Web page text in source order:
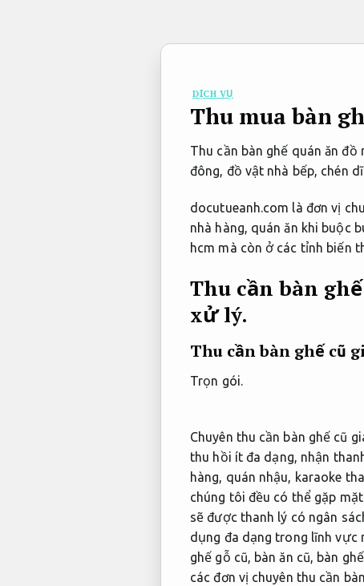
DỊCH VỤ
Thu mua bàn
Thu cần bàn ghế quán ăn đồ
đông, đồ vật nhà bếp, chén
docutueanh.com là đơn vị
nhà hàng, quán ăn khi buộc
hcm mà còn ở các tỉnh biến
Thu cần bàn
xử lý.
Thu cần bàn ghế cũ
Trọn gói.
Chuyên thu cần bàn ghế cũ
thu hồi ít đa dạng, nhận
hàng, quán nhậu, karaoke
chúng tôi đều có thể gặp
sẽ được thanh lý có ngân
dụng đa dạng trong lĩnh vực
ghế gỗ cũ, bàn ăn cũ, bàn
các đơn vị chuyên thu cần